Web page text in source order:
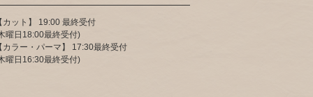
カット】 19:00 最終受付
曜日18:00最終受付)
カラー・パーマ】 17:30最終受付
曜日16:30最終受付)